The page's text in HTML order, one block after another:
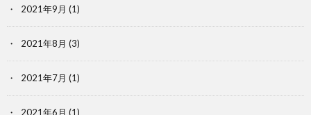
2021年9月 (1)
2021年8月 (3)
2021年7月 (1)
2021年6月 (1)